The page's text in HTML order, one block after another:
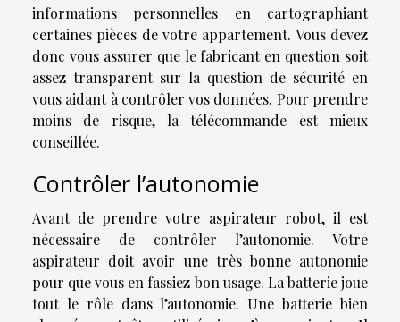
informations personnelles en cartographiant
certaines pièces de votre appartement. Vous devez
donc vous assurer que le fabricant en question soit
assez transparent sur la question de sécurité en
vous aidant à contrôler vos données. Pour prendre
moins de risque, la télécommande est mieux
conseillée.
Contrôler l’autonomie
Avant de prendre votre aspirateur robot, il est
nécessaire de contrôler l’autonomie. Votre
aspirateur doit avoir une très bonne autonomie
pour que vous en fassiez bon usage. La batterie joue
tout le rôle dans l’autonomie. Une batterie bien